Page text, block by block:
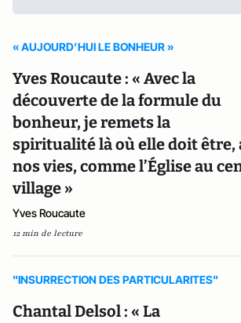
« AUJOURD’HUI LE BONHEUR »
Yves Roucaute : « Avec la
découverte de la formule du
bonheur, je remets la
spiritualité là où elle doit être,
nos vies, comme l’Église au
village »
Yves Roucaute
12 min de lecture
"INSURRECTION DES PARTICULARITES"
Chantal Delsol : « La